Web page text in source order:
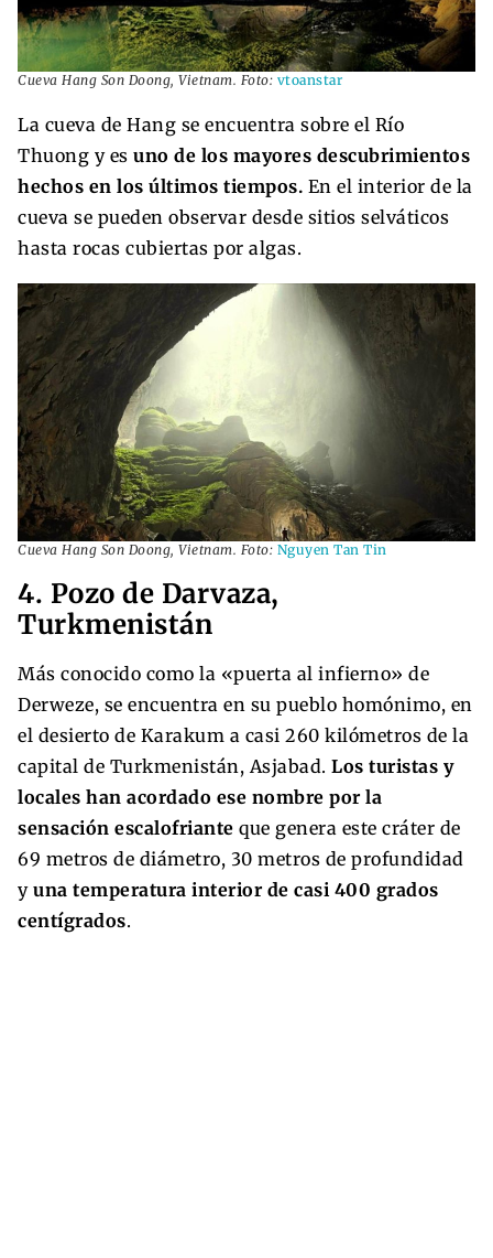
Cueva Hang Son Doong, Vietnam. Foto: vtoanstar
La cueva de Hang se encuentra sobre el Río
Thuong y es uno de los mayores descubrimientos
hechos en los últimos tiempos. En el interior de la
cueva se pueden observar desde sitios selváticos
hasta rocas cubiertas por algas.
Cueva Hang Son Doong, Vietnam. Foto: Nguyen Tan Tin
4. Pozo de Darvaza,
Turkmenistán
Más conocido como la «puerta al infierno» de
Derweze, se encuentra en su pueblo homónimo, en
el desierto de Karakum a casi 260 kilómetros de la
capital de Turkmenistán, Asjabad. Los turistas y
locales han acordado ese nombre por la
sensación escalofriante que genera este cráter de
69 metros de diámetro, 30 metros de profundidad
y una temperatura interior de casi 400 grados
centígrados.